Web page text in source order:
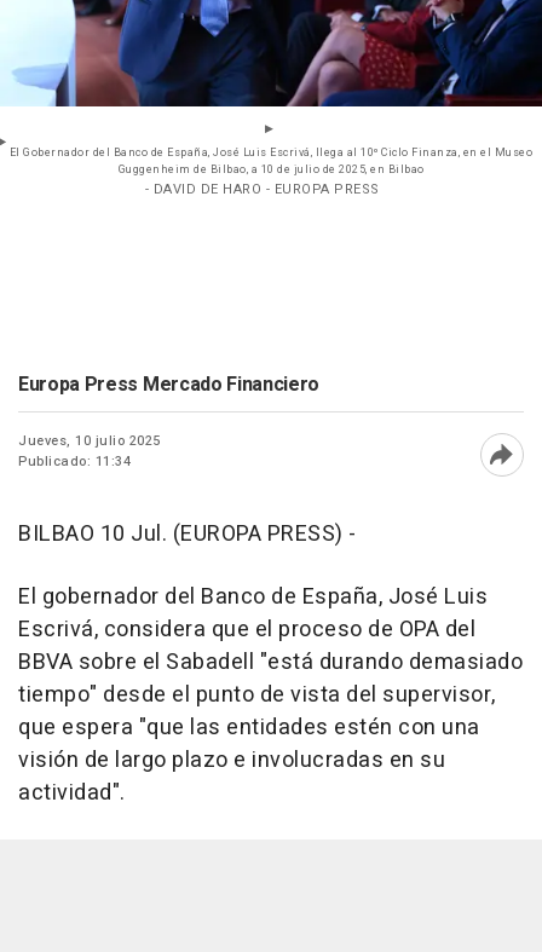
El Gobernador del Banco de España, José Luis Escrivá, llega al 10º Ciclo Finanza, en el Museo
Guggenheim de Bilbao, a 10 de julio de 2025, en Bilbao
- DAVID DE HARO - EUROPA PRESS
Europa Press Mercado Financiero
Jueves, 10 julio 2025
Publicado: 11:34
BILBAO 10 Jul. (EUROPA PRESS) -
El gobernador del Banco de España, José Luis
Escrivá, considera que el proceso de OPA del
BBVA sobre el Sabadell "está durando demasiado
tiempo" desde el punto de vista del supervisor,
que espera "que las entidades estén con una
visión de largo plazo e involucradas en su
actividad".